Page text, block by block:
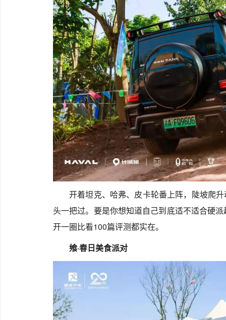
开着坦克、哈弗、皮卡轮番上阵，陡坡爬
头一把过。要是你想知道自己到底适不适合硬
开一圈比看100篇评测都实在。
飨·春日美食派对